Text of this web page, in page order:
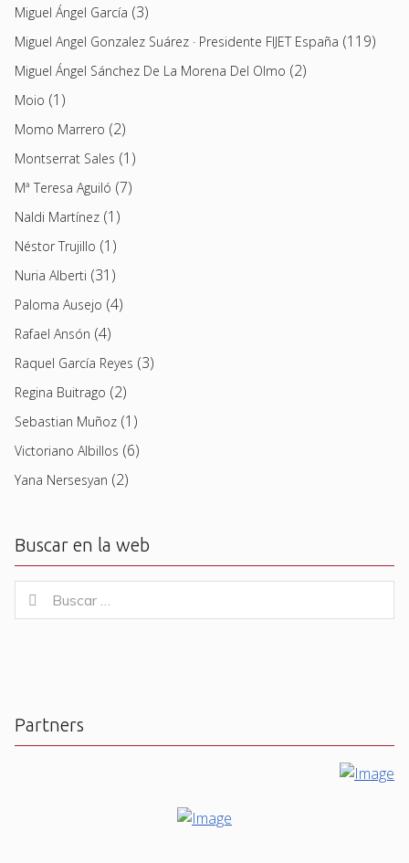
Miguel Ángel García (3)
Miguel Angel Gonzalez Suárez · Presidente FIJET España (119)
Miguel Ángel Sánchez De La Morena Del Olmo (2)
Moio (1)
Momo Marrero (2)
Montserrat Sales (1)
Mª Teresa Aguiló (7)
Naldi Martínez (1)
Néstor Trujillo (1)
Nuria Alberti (31)
Paloma Ausejo (4)
Rafael Ansón (4)
Raquel García Reyes (3)
Regina Buitrago (2)
Sebastian Muñoz (1)
Victoriano Albillos (6)
Yana Nersesyan (2)
Buscar en la web
for:
Buscar
Partners